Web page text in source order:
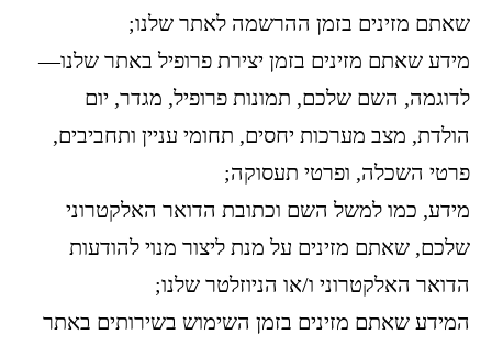
שאתם מזינים בזמן ההרשמה לאתר שלנו;
מידע שאתם מזינים בזמן יצירת פרופיל באתר שלנו—
לדוגמה, השם שלכם, תמונות פרופיל, מגדר, יום
הולדת, מצב מערכות יחסים, תחומי עניין ותחביבים,
פרטי השכלה, ופרטי תעסוקה;
מידע, כמו למשל השם וכתובת הדואר האלקטרוני
שלכם, שאתם מזינים על מנת ליצור מנוי להודעות
הדואר האלקטרוני ו/או הניוזלטר שלנו;
המידע שאתם מזינים בזמן השימוש בשירותים באתר